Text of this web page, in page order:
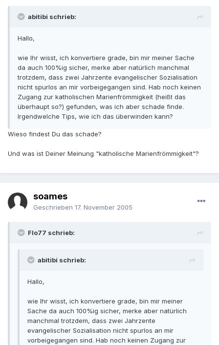
abitibi schrieb:
Hallo,
wie Ihr wisst, ich konvertiere grade, bin mir meiner Sache
da auch 100%ig sicher, merke aber natürlich manchmal
trotzdem, dass zwei Jahrzente evangelischer Sozialisation
nicht spurlos an mir vorbeigegangen sind. Hab noch keinen
Zugang zur katholischen Marienfrömmigkeit (heißt das
überhaupt so?) gefunden, was ich aber schade finde.
Irgendwelche Tips, wie ich das überwinden kann?
Wieso findest Du das schade?
Und was ist Deiner Meinung "katholische Marienfrömmigkeit"?
soames
Geschrieben 17. November 2005
Flo77 schrieb:
abitibi schrieb:
Hallo,
wie Ihr wisst, ich konvertiere grade, bin mir meiner
Sache da auch 100%ig sicher, merke aber natürlich
manchmal trotzdem, dass zwei Jahrzente
evangelischer Sozialisation nicht spurlos an mir
vorbeigegangen sind. Hab noch keinen Zugang zur